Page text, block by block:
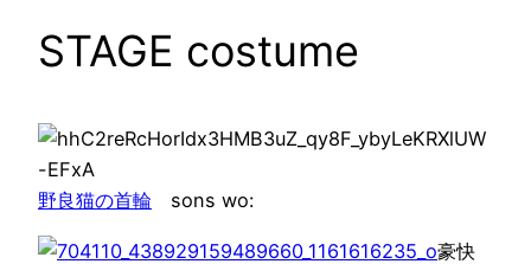
STAGE costume
野良猫の首輪 sons wo:
豪快